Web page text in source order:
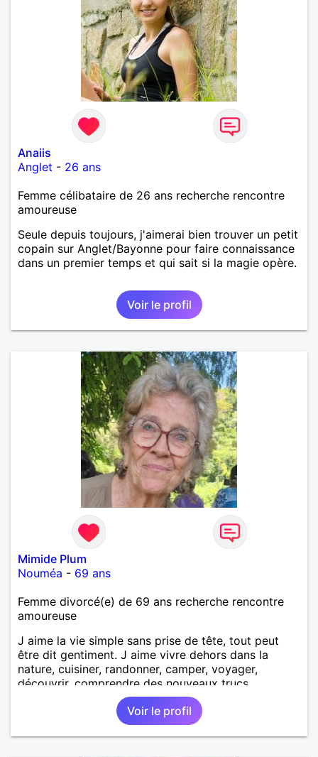
Anaiis
Anglet - 26 ans
Femme célibataire de 26 ans recherche rencontre
amoureuse
Seule depuis toujours, j'aimerai bien trouver un petit
copain sur Anglet/Bayonne pour faire connaissance
dans un premier temps et qui sait si la magie opère.
Voir le profil
Mimide Plum
Nouméa - 69 ans
Femme divorcé(e) de 69 ans recherche rencontre
amoureuse
J aime la vie simple sans prise de tête, tout peut
être dit gentiment. J aime vivre dehors dans la
nature, cuisiner, randonner, camper, voyager,
découvrir, comprendre des nouveaux trucs
techniques et sur la vie des êtres vivants. J aime
danser, faire la fête. Je ne bois pratiquement pas d
alcool, je fume rarement, je ris souvent. Je cherche
un vrai amoureux pour continuer à profiter de la vie
Voir le profil